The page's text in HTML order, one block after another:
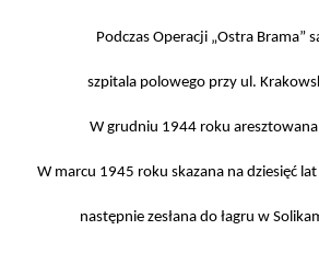
Podczas Operacji „Ostra Brama”
szpitala polowego przy ul.
W grudniu 1944 roku aresztowana
W marcu 1945 roku skazana na dziesięć
następnie zesłana do łagru w